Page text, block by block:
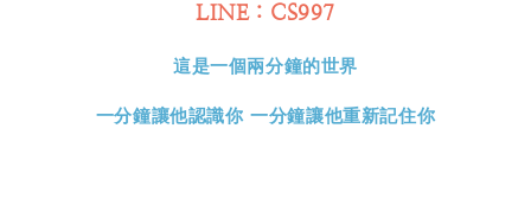
LINE：CS997
這是一個兩分鐘的世界
一分鐘讓他認識你 一分鐘讓他重新記住你